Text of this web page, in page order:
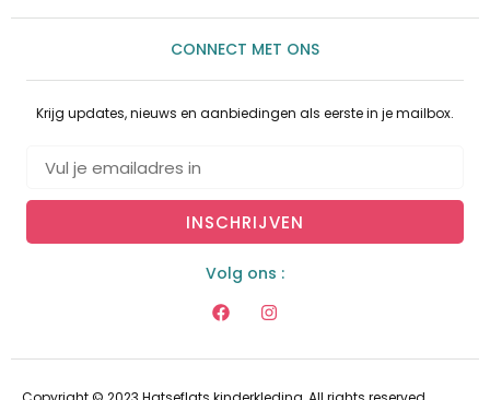
CONNECT MET ONS
Krijg updates, nieuws en aanbiedingen als eerste in je mailbox.
INSCHRIJVEN
Volg ons :